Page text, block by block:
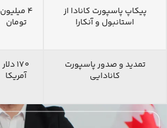
پیکاپ پاسپورت کانادا از
استانبول و آنکارا
4 میلیون
تومان
تمدید و صدور پاسپورت
کانادایی
170 دلار
آمریکا